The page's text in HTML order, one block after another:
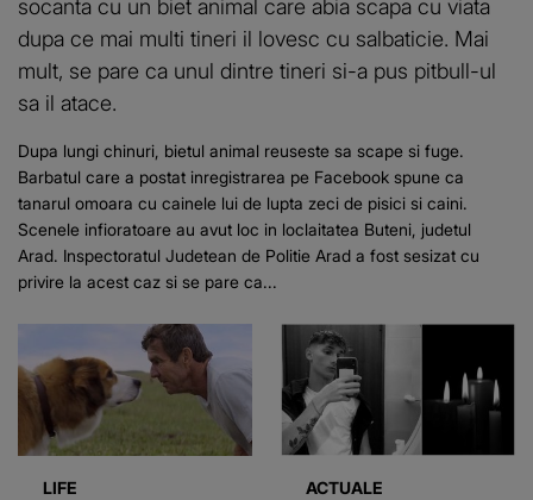
socanta cu un biet animal care abia scapa cu viata
dupa ce mai multi tineri il lovesc cu salbaticie. Mai
mult, se pare ca unul dintre tineri si-a pus pitbull-ul
sa il atace.
Dupa lungi chinuri, bietul animal reuseste sa scape si fuge.
Barbatul care a postat inregistrarea pe Facebook spune ca
tanarul omoara cu cainele lui de lupta zeci de pisici si caini.
Scenele infioratoare au avut loc in loclaitatea Buteni, judetul
Arad. Inspectoratul Judetean de Politie Arad a fost sesizat cu
privire la acest caz si se pare ca...
LIFE ACTUALE